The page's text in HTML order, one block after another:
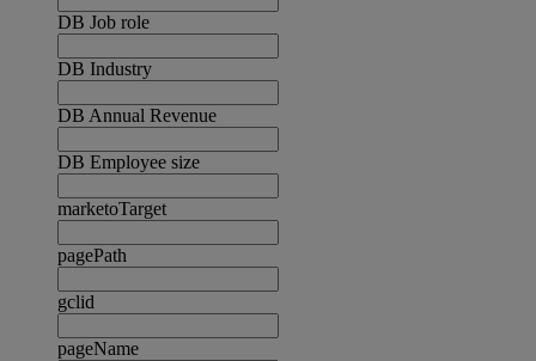
DB Job role
DB Industry
DB Annual Revenue
DB Employee size
marketoTarget
pagePath
gclid
pageName